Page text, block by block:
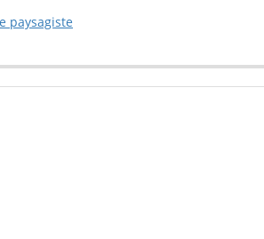
paysagiste